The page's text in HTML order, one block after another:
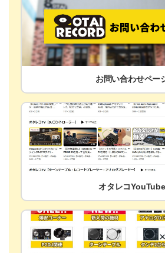
お問い合わせペー
オタレコYouTube